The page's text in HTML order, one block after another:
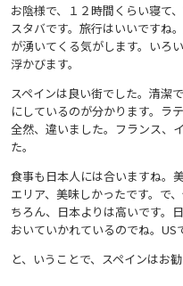
お陰様で、１２時間くらい寝て
スタバです。旅行はいいですね
が湧いてくる気がします。いろ
浮かびます。
スペインは良い街でした。清潔
にしているのが分かります。ラ
全然、違いました。フランス、
た。
食事も日本人には合いますね。
エリア、美味しかったです。で
ちろん、日本よりは高いです。
おいていかれているのでね。US
と、いうことで、スペインはお勧